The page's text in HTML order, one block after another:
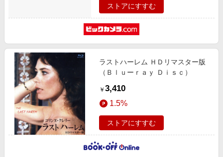
ストアにすすむ
ラストハーレム ＨＤリマスター版
（Ｂｌｕーｒａｙ Ｄｉｓｃ）
￥ 3,410
1.5%
ストアにすすむ